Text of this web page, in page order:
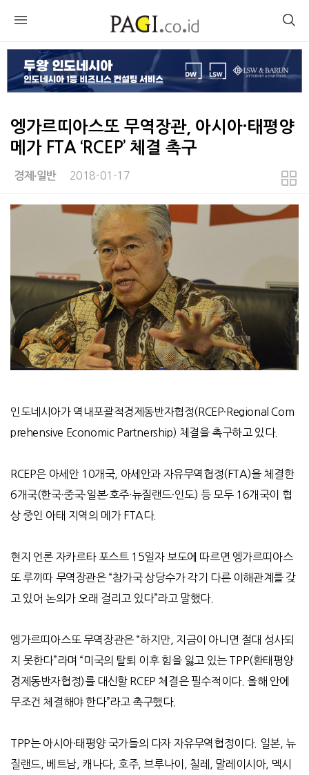
엥가르띠아스또 무역장관, 아시아·태평양
메가 FTA ‘RCEP’ 체결 촉구
경제∙일반 2018-01-17
본문
인도네시아가 역내포괄적경제동반자협정(RCEP·Regional Com
prehensive Economic Partnership) 체결을 촉구하고 있다.
RCEP은 아세안 10개국, 아세안과 자유무역협정(FTA)을 체결한
6개국(한국·중국·일본·호주·뉴질랜드·인도) 등 모두 16개국이 협
상 중인 아태 지역의 메가 FTA다.
현지 언론 자카르타 포스트 15일자 보도에 따르면 엥가르띠아스
또 루끼따 무역장관은 “참가국 상당수가 각기 다른 이해관계를 갖
고 있어 논의가 오래 걸리고 있다”라고 말했다.
엥가르띠아스또 무역장관은 “하지만, 지금이 아니면 절대 성사되
지 못한다”라며 “미국의 탈퇴 이후 힘을 잃고 있는 TPP(환태평양
경제동반자협정)를 대신할 RCEP 체결은 필수적이다. 올해 안에
무조건 체결해야 한다”라고 촉구했다.
TPP는 아시아·태평양 국가들의 다자 자유무역협정이다. 일본, 뉴
질랜드, 베트남, 캐나다, 호주, 브루나이, 칠레, 말레이시아, 멕시